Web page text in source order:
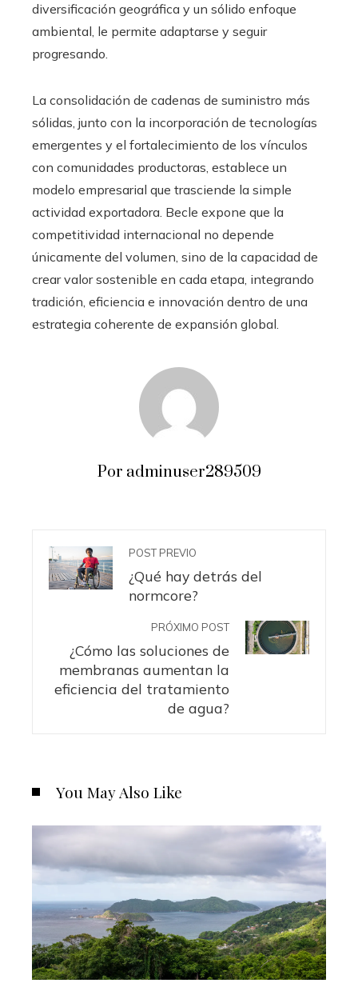
diversificación geográfica y un sólido enfoque
ambiental, le permite adaptarse y seguir
progresando.
La consolidación de cadenas de suministro más
sólidas, junto con la incorporación de tecnologías
emergentes y el fortalecimiento de los vínculos
con comunidades productoras, establece un
modelo empresarial que trasciende la simple
actividad exportadora. Becle expone que la
competitividad internacional no depende
únicamente del volumen, sino de la capacidad de
crear valor sostenible en cada etapa, integrando
tradición, eficiencia e innovación dentro de una
estrategia coherente de expansión global.
Por adminuser289509
POST PREVIO
¿Qué hay detrás del
normcore?
PRÓXIMO POST
¿Cómo las soluciones de
membranas aumentan la
eficiencia del tratamiento
de agua?
You May Also Like